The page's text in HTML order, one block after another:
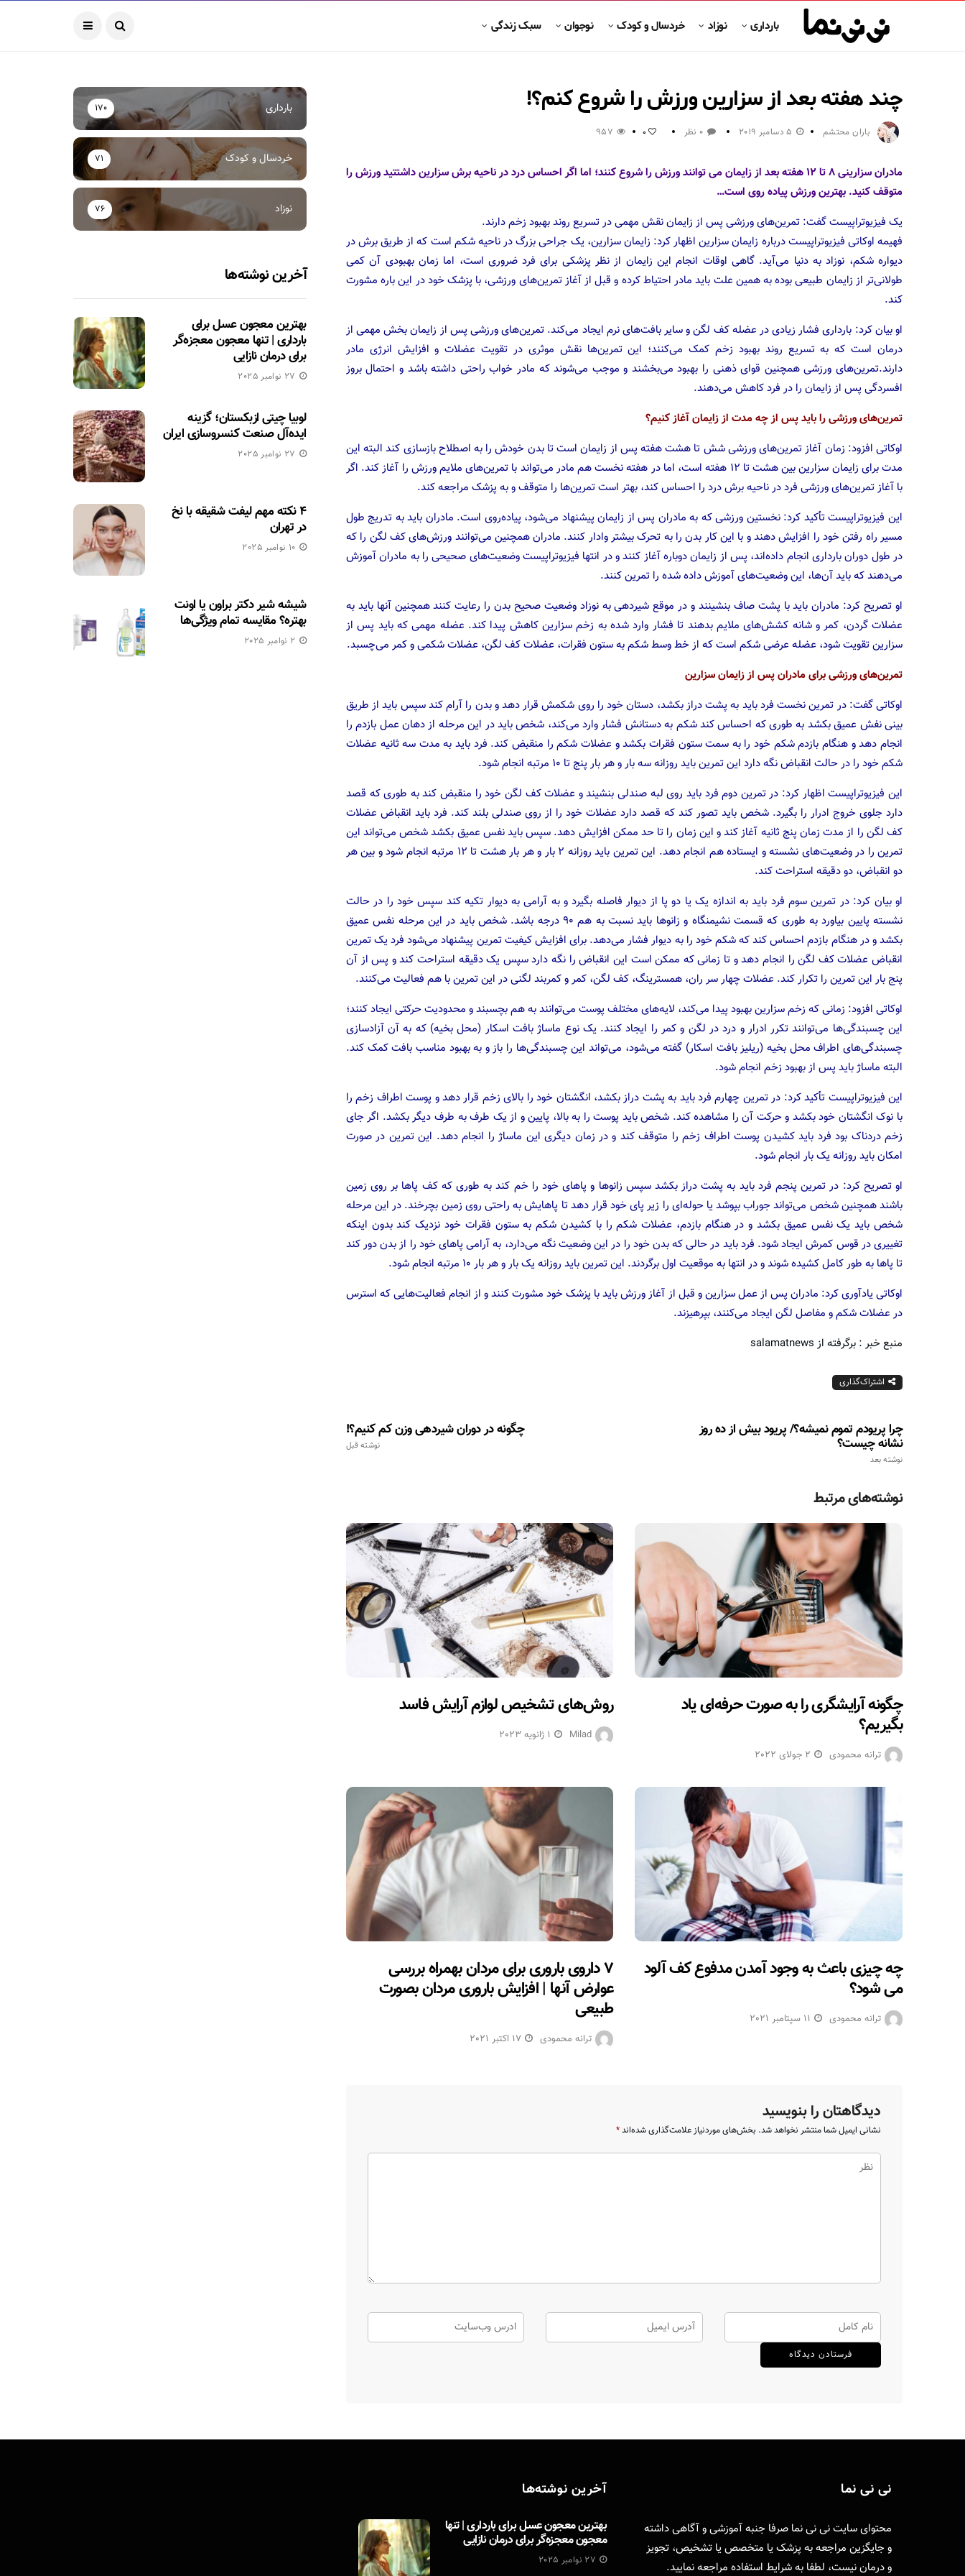
بارداری نوزاد خردسال و کودک نوجوان سبک زندگی
چند هفته بعد از سزارین ورزش را شروع کنم؟!
باران محتشم 5 دسامبر 2019 0 نظر 0
957
مادران سزارینی ۸ تا ۱۲ هفته بعد از زایمان می توانند ورزش را شروع کنند؛ اما اگر احساس درد در ناحیه برش سزارین داشتتید ورزش را
متوقف کنید. بهترین ورزش پیاده روی است…
یک فیزیوتراپیست گفت: تمرین‌های ورزشی پس از زایمان نقش مهمی در تسریع روند بهبود زخم دارند.
فهیمه اوکاتی فیزیوتراپیست درباره زایمان سزارین اظهار کرد: زایمان سزارین، یک جراحی بزرگ در ناحیه شکم است که از طریق برش در
دیواره شکم، نوزاد به دنیا می‌آید. گاهی اوقات انجام این زایمان از نظر پزشکی برای فرد ضروری است، اما زمان بهبودی آن کمی
طولانی‌تر از زایمان طبیعی بوده به همین علت باید مادر احتیاط کرده و قبل از آغاز تمرین‌های ورزشی، با پزشک خود در این باره مشورت
کند.
او بیان کرد: بارداری فشار زیادی در عضله کف لگن و سایر بافت‌های نرم ایجاد می‌کند. تمرین‌های ورزشی پس از زایمان بخش مهمی از
درمان است که به تسریع روند بهبود زخم کمک می‌کنند؛ این تمرین‌ها نقش موثری در تقویت عضلات و افزایش انرژی مادر
دارند.تمرین‌های ورزشی همچنین قوای ذهنی را بهبود می‌‌بخشند و موجب می‌شوند که مادر خواب راحتی داشته باشد و احتمال بروز
افسردگی پس از زایمان را در فرد کاهش می‌دهند.
تمرین‌های ورزشی را باید پس از چه مدت از زایمان آغاز کنیم؟
اوکاتی افزود: زمان آغاز تمرین‌های ورزشی شش تا هشت هفته پس از زایمان است تا بدن خودش را به اصطلاح بازسازی کند البته این
مدت برای زایمان سزارین بین هشت تا ۱۲ هفته است، اما در هفته نخست هم مادر می‌تواند با تمرین‌های ملایم ورزش را آغاز کند. اگر
با آغاز تمرین‌های ورزشی فرد در ناحیه برش درد را احساس کند، بهتر است تمرین‌ها را متوقف و به پزشک مراجعه کند.
این فیزیوتراپیست تأکید کرد: نخستین ورزشی که به مادران پس از زایمان پیشنهاد می‌شود، پیاده‌روی است. مادران باید به تدریج طول
مسیر راه رفتن خود را افزایش دهند و با این کار بدن را به تحرک بیشتر وادار کنند. مادران همچنین می‌توانند ورزش‌های کف لگن را که
در طول دوران بارداری انجام داده‌اند، پس از زایمان دوباره آغاز کنند و در انتها فیزیوتراپیست وضعیت‌های صحیحی را به مادران آموزش
می‌دهند که باید آن‌ها، این وضعیت‌های آموزش داده شده را تمرین کنند.
او تصریح کرد: مادران باید با پشت صاف بنشینند و در موقع شیردهی به نوزاد وضعیت صحیح بدن را رعایت کنند همچنین آنها باید به
عضلات گردن، کمر و شانه کشش‌های ملایم بدهند تا فشار وارد شده به زخم سزارین کاهش پیدا کند. عضله مهمی که باید پس از
سزارین تقویت شود، عضله عرضی شکم است که از خط وسط شکم به ستون فقرات، عضلات کف لگن، عضلات شکمی و کمر می‌چسبد.
تمرین‌های ورزشی برای مادران پس از زایمان سزارین
اوکاتی گفت: در تمرین نخست فرد باید به پشت دراز بکشد، دستان خود را روی شکمش قرار دهد و بدن را آرام کند سپس باید از طریق
بینی نفش عمیق بکشد به طوری که احساس کند شکم به دستانش فشار وارد می‌کند، شخص باید در این مرحله از دهان عمل بازدم را
انجام دهد و هنگام بازدم شکم خود را به سمت ستون فقرات بکشد و عضلات شکم را منقبض کند. فرد باید به مدت سه ثانیه عضلات
شکم خود را در حالت انقباض نگه دارد این تمرین باید روزانه سه بار و هر بار پنج تا ۱۰ مرتبه انجام شود.
این فیزیوتراپیست اظهار کرد: در تمرین دوم فرد باید روی لبه صندلی بنشیند و عضلات کف لگن خود را منقبض کند به طوری که قصد
دارد جلوی خروج ادرار را بگیرد. شخص باید تصور کند که قصد دارد عضلات خود را از روی صندلی بلند کند. فرد باید انقباض عضلات
کف لگن را از مدت زمان پنج ثانیه آغاز کند و این زمان را تا حد ممکن افزایش دهد. سپس باید نفس عمیق بکشد شخص می‌تواند این
تمرین را در وضعیت‌های نشسته و ایستاده هم انجام دهد. این تمرین باید روزانه ۲ بار و هر بار هشت تا ۱۲ مرتبه انجام شود و بین هر
دو انقباض، دو دقیقه استراحت کند.
او بیان کرد: در تمرین سوم فرد باید به اندازه یک یا دو پا از دیوار فاصله بگیرد و به آرامی به دیوار تکیه کند سپس خود را در حالت
نشسته پایین بیاورد به طوری که قسمت نشیمنگاه و زانو‌ها باید نسبت به هم ۹۰ درجه باشد. شخص باید در این مرحله نفس عمیق
بکشد و در هنگام بازدم احساس کند که شکم خود را به دیوار فشار می‌دهد. برای افزایش کیفیت تمرین پیشنهاد می‌شود فرد یک تمرین
انقباض عضلات کف لگن را انجام دهد و تا زمانی که ممکن است این انقباض را نگه دارد سپس یک دقیقه استراحت کند و پس از آن
پنج بار این تمرین را تکرار کند. عضلات چهار سر ران، همسترینگ، کف لگن، کمر و کمربند لگنی در این تمرین با هم فعالیت می‌کنند.
اوکاتی افزود: زمانی که زخم سزارین بهبود پیدا می‌کند، لایه‌های مختلف پوست می‌توانند به هم بچسبند و محدودیت حرکتی ایجاد کنند؛
این چسبندگی‌ها می‌توانند تکرر ادرار و درد در لگن و کمر را ایجاد کنند. یک نوع ماساژ بافت اسکار (محل بخیه) که به آن آزادسازی
چسبندگی‌های اطراف محل بخیه (ریلیز بافت اسکار) گفته می‌شود، می‌تواند این چسبندگی‌ها را باز و به بهبود مناسب بافت کمک کند.
البته ماساژ باید پس از بهبود زخم انجام شود.
این فیزیوتراپیست تأکید کرد: در تمرین چهارم فرد باید به پشت دراز بکشد، انگشتان خود را بالای زخم قرار دهد و پوست اطراف زخم را
با نوک انگشتان خود بکشد و حرکت آن را مشاهده کند. شخص باید پوست را به بالا، پایین و از یک طرف به طرف دیگر بکشد. اگر جای
زخم دردناک بود فرد باید کشیدن پوست اطراف زخم را متوقف کند و در زمان دیگری این ماساژ را انجام دهد. این تمرین در صورت
امکان باید روزانه یک بار انجام شود.
او تصریح کرد: در تمرین پنجم فرد باید به پشت دراز بکشد سپس زانو‌ها و پا‌های خود را خم کند به طوری که کف پا‌ها بر روی زمین
باشند همچنین شخص می‌تواند جوراب بپوشد یا حوله‌ای را زیر پای خود قرار دهد تا پاهایش به راحتی روی زمین بچرخند. در این مرحله
شخص باید یک نفس عمیق بکشد و در هنگام بازدم، عضلات شکم را با کشیدن شکم به ستون فقرات خود نزدیک کند بدون اینکه
تغییری در قوس کمرش ایجاد شود. فرد باید در حالی که بدن خود را در این وضعیت نگه می‌دارد، به آرامی پا‌های خود را از بدن دور کند
تا پا‌ها به طور کامل کشیده شوند و در انتها به موقعیت اول برگردند. این تمرین باید روزانه یک بار و هر بار ۱۰ مرتبه انجام شود.
اوکاتی یادآوری کرد: مادران پس از عمل سزارین و قبل از آغاز ورزش باید با پزشک خود مشورت کنند و از انجام فعالیت‌هایی که استرس
در عضلات شکم و مفاصل لگن ایجاد می‌کنند، بپرهیزند.
منبع خبر : برگرفته از salamatnews
اشتراک‌گذاری
چگونه در دوران شیردهی وزن کم کنیم؟!
نوشته قبل
چرا پریودم تموم نمیشه؟/ پریود بیش از ده روز
نشانه چیست؟
نوشته بعد
نوشته‌های مرتبط
روش‌های تشخیص لوازم آرایش فاسد
Milad 1 ژانویه 2023
چگونه آرایشگری را به صورت حرفه‌ای یاد
بگیریم؟
ترانه محمودی 2 جولای 2022
۷ داروی باروری برای مردان بهمراه بررسی
عوارض آنها | افزایش باروری مردان بصورت
طبیعی
ترانه محمودی 17 اکتبر 2021
چه چیزی باعث به وجود آمدن مدفوع کف آلود
می شود؟
ترانه محمودی 11 سپتامبر 2021
دیدگاهتان را بنویسید
نشانی ایمیل شما منتشر نخواهد شد. بخش‌های موردنیاز علامت‌گذاری شده‌اند*
بارداری 170
خردسال و کودک 71
نوزاد 76
آخرین نوشته‌ها
بهترین معجون عسل برای
بارداری | تنها معجون معجزه‌گر
برای درمان نازایی
27 نوامبر 2025
لوبیا چیتی ازبکستان؛ گزینه
ایده‌آل صنعت کنسروسازی ایران
27 نوامبر 2025
۴ نکته مهم لیفت شقیقه با نخ
در تهران
10 نوامبر 2025
شیشه شیر دکتر براون یا اونت
بهتره؟ مقایسه تمام ویژگی‌ها
2 نوامبر 2025
نی نی نما
محتوای سایت نی نی نما صرفا جنبه آموزشی و آگاهی داشته
و جایگزین مراجعه به پزشک یا متخصص یا تشخیص، تجویز
و درمان نیست، لطفا بهشرایط استفاده مراجعه نمایید.
آخرین نوشته‌ها
بهترین معجون عسل برای بارداری | تنها
معجون معجزه‌گر برای درمان نازایی
27 نوامبر 2025